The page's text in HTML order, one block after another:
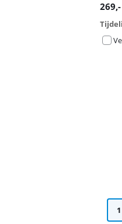
269,-
1